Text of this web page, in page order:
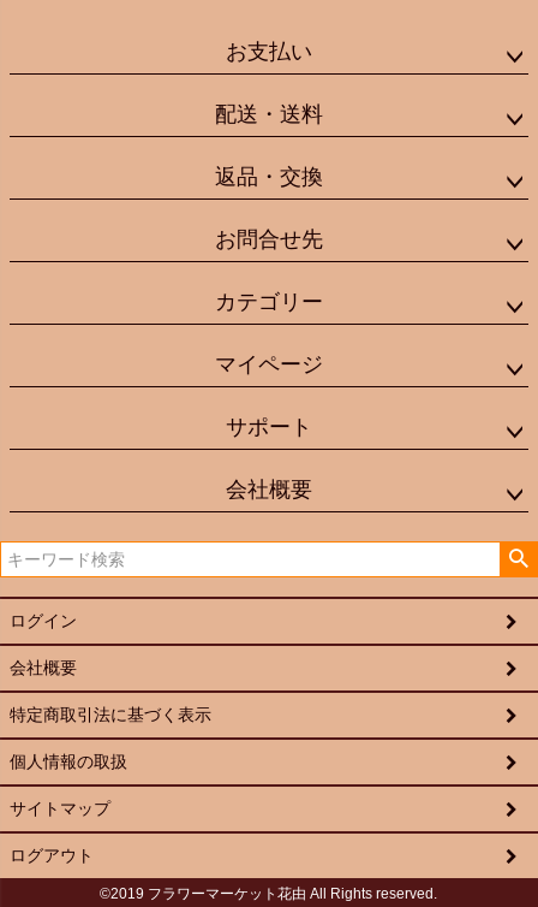
お支払い
配送・送料
返品・交換
お問合せ先
カテゴリー
マイページ
サポート
会社概要
ログイン
会社概要
特定商取引法に基づく表示
個人情報の取扱
サイトマップ
ログアウト
©2019 フラワーマーケット花由 All Rights reserved.